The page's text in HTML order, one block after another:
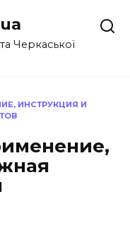
Черкаської
ИНСТРУКЦИЯ И